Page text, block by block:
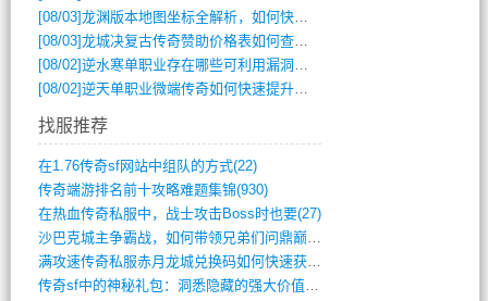
[08/03]龙渊版本地图坐标全解析，如何快速定位BOSS位置？
[08/03]龙城决复古传奇赞助价格表如何查询？
[08/02]逆水寒单职业存在哪些可利用漏洞？如何快速提升战力？
[08/02]逆天单职业微端传奇如何快速提升战力？新手必看攻略
找服推荐
在1.76传奇sf网站中组队的方式(22)
传奇端游排名前十攻略难题集锦(930)
在热血传奇私服中，战士攻击Boss时也要(27)
沙巴克城主争霸战，如何带领兄弟们问鼎巅峰(565)
满攻速传奇私服赤月龙城兑换码如何快速获取(676)
传奇sf中的神秘礼包：洞悉隐藏的强大价值(427)